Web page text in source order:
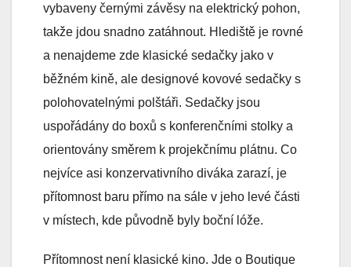
vybaveny černými závěsy na elektrický pohon,
takže jdou snadno zatáhnout. Hlediště je rovné
a nenajdeme zde klasické sedačky jako v
běžném kině, ale designové kovové sedačky s
polohovatelnými polštáři. Sedačky jsou
uspořádány do boxů s konferenčními stolky a
orientovány směrem k projekčnímu plátnu. Co
nejvíce asi konzervativního diváka zarazí, je
přítomnost baru přímo na sále v jeho levé části
v místech, kde původně byly boční lóže.
Přítomnost není klasické kino. Jde o Boutique